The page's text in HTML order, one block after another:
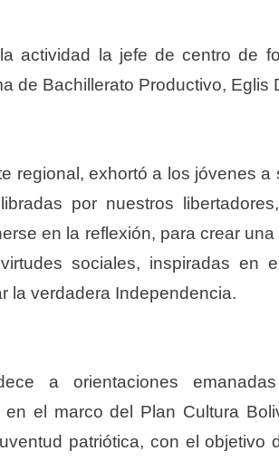
actividad la jefe de centro de
de Bachillerato Productivo, Eglis
regional, exhortó a los jóvenes a
por nuestros
en la reflexión, para crear
sociales, inspiradas en
la verdadera Independencia.
a orientaciones
el marco del Plan Cultura
patriótica, con el objetivo